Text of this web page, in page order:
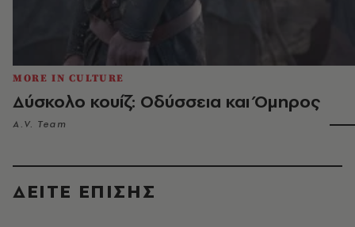
MORE IN CULTURE
Δύσκολο κουίζ: Οδύσσεια και Όμηρος
A.V. Team
ΔΕΙΤΕ ΕΠΙΣΗΣ